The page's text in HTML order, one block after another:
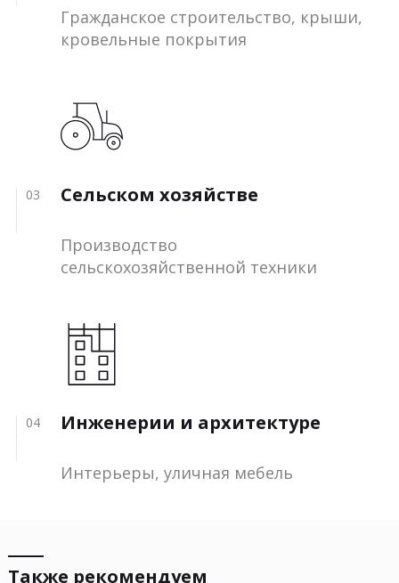
Гражданское строительство, крыши,
кровельные покрытия
03 Сельском хозяйстве
Производство
сельскохозяйственной техники
04 Инженерии и архитектуре
Интерьеры, уличная мебель
Также рекомендуем